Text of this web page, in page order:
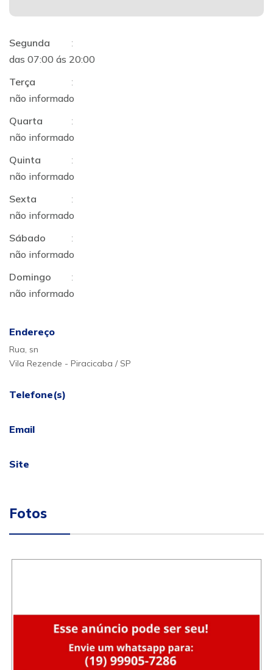
Segunda
:
das 07:00 ás 20:00
Terça
:
não informado
Quarta
:
não informado
Quinta
:
não informado
Sexta
:
não informado
Sábado
:
não informado
Domingo
:
não informado
Endereço
Rua, sn
Vila Rezende - Piracicaba / SP
Telefone(s)
Email
Site
Fotos